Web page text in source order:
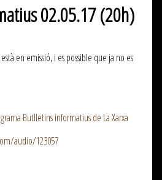
02.05.17 (20h)
en emissió, i es possible que ja no es
Butlletins informatius de La Xarxa
audio/123057